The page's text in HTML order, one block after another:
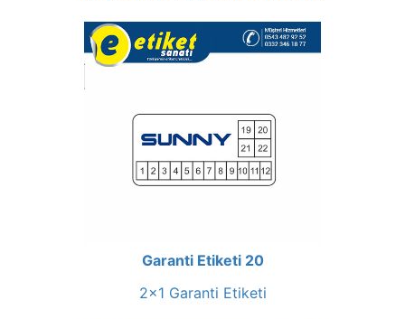
Garanti Etiketi 20
2x1 Garanti Etiketi